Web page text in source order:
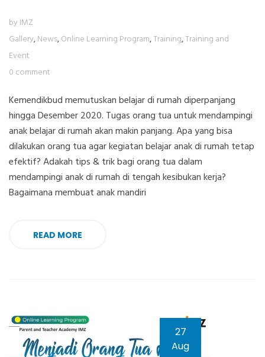
by IMZ
Gallery,News,Online Learning Program,Training,Training and
Event
0 comment
Kemendikbud memutuskan belajar di rumah diperpanjang
hingga Desember 2020. Tugas orang tua untuk mendampingi
anak belajar di rumah akan makin panjang. Apa yang bisa
dilakukan orang tua agar kegiatan belajar anak di rumah tetap
efektif? Adakah tips & trik bagi orang tua dalam
mendampingi anak di rumah di tengah kesibukan kerja?
Bagaimana membuat anak mandiri
READ MORE
27
Aug